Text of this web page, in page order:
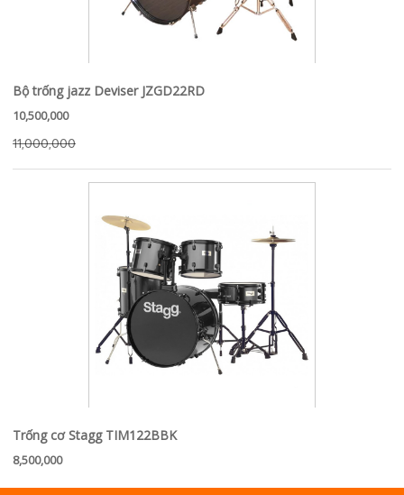
Bộ trống jazz Deviser JZGD22RD
10,500,000
11,000,000
Trống cơ Stagg TIM122BBK
8,500,000